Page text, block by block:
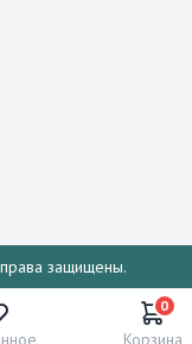
защищены.
0
Корзина